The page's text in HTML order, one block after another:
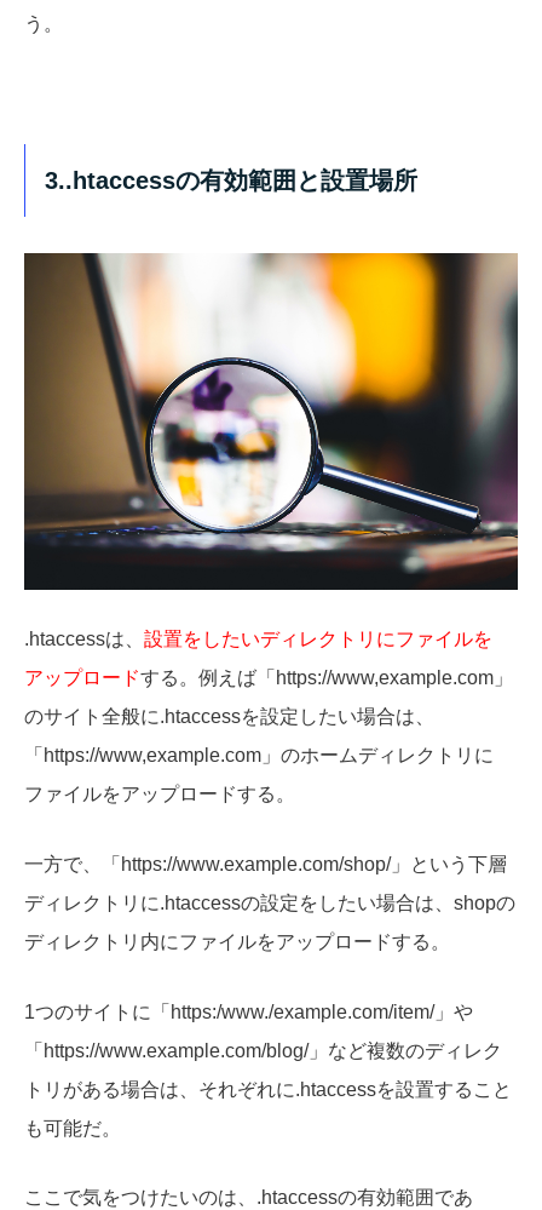
う。
3..htaccessの有効範囲と設置場所
.htaccessは、 設置をしたいディレクトリにファイルを
アップロードする。例えば「 https://www,example.com」
のサイト全般に.htaccessを設定したい場合は、
「https://www,example.com」のホームディレクトリに
ファイルをアップロードする。
一方で、「 https://www.example.com/shop/」という下層
ディレクトリに.htaccessの設定をしたい場合は、shopの
ディレクトリ内にファイルをアップロードする。
1つのサイトに「 https:/www./example.com/item/」や
「 https://www.example.com/blog/」 など複数のディレク
トリ がある場合は、それぞれに.htaccessを設置すること
も可能だ。
ここで気をつけたいのは、.htaccessの有効範囲であ